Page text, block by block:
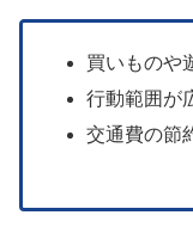
買いものや
行動範囲が
交通費の節